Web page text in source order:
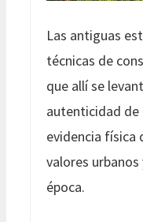
Las antiguas
técnicas de
que allí se
autenticidad de
evidencia física
valores
época.